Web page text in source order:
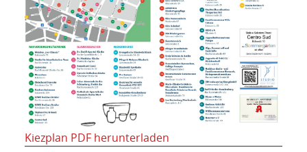
Kiezplan PDF herunterladen